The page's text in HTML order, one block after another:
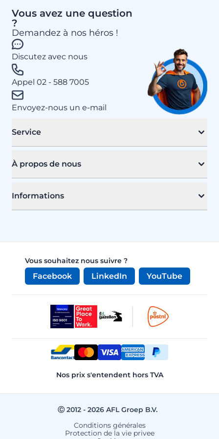
Vous avez une question
?
Demandez à nos héros !
Discutez avec nous
Appel 02 - 588 7005
Envoyez-nous un e-mail
Service
À propos de nous
Informations
Vous souhaitez nous suivre ?
Facebook LinkedIn YouTube
Nos prix s'entendent hors TVA
Ⓒ 2012 - 2026 AFL Groep B.V.
Conditions générales
Protection de la vie privee